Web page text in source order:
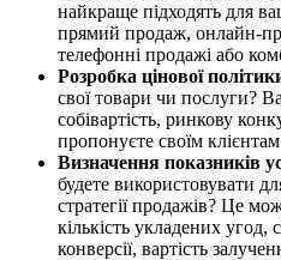
найкраще підходять для
прямий продаж, онлайн-
телефонні продажі або
Розробка цінової
свої товари чи послуги?
собівартість, ринкову
пропонуєте своїм
Визначення показників
будете використовувати
стратегії продажів? Це
кількість укладених угод,
конверсії, вартість